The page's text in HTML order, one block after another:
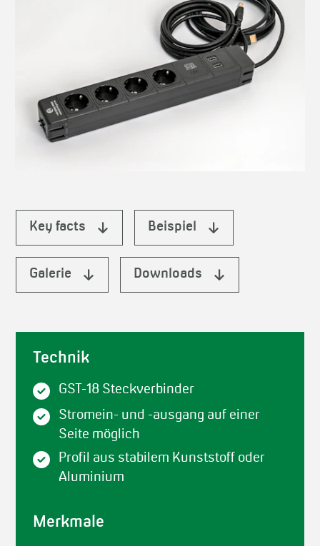
Key facts Beispiel
Galerie Downloads
Technik
GST-18 Steckverbinder
Stromein- und -ausgang auf einer
Seite möglich
Profil aus stabilem Kunststoff oder
Aluminium
Merkmale